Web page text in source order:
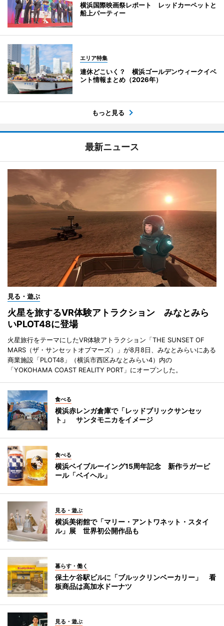
横浜国際映画祭レポート レッドカーペットと
船上パーティー
エリア特集
連休どこいく？ 横浜ゴールデンウィークイベ
ント情報まとめ（2026年）
もっと見る
最新ニュース
見る・遊ぶ
火星を旅するVR体験アトラクション みなとみら
いPLOT48に登場
火星旅行をテーマにしたVR体験アトラクション「THE SUNSET OF
MARS（ザ・サンセットオブマーズ）」が8月8日、みなとみらいにある
商業施設「PLOT48」（横浜市西区みなとみらい4）内の
「YOKOHAMA COAST REALITY PORT」にオープンした。
食べる
横浜赤レンガ倉庫で「レッドブリックサンセッ
ト」 サンタモニカをイメージ
食べる
横浜ベイブルーイング15周年記念 新作ラガービ
ール「ベイヘル」
見る・遊ぶ
横浜美術館で「マリー・アントワネット・スタイ
ル」展 世界初公開作品も
暮らす・働く
保土ケ谷駅ビルに「ブルックリンベーカリー」 看
板商品は高加水ドーナツ
見る・遊ぶ